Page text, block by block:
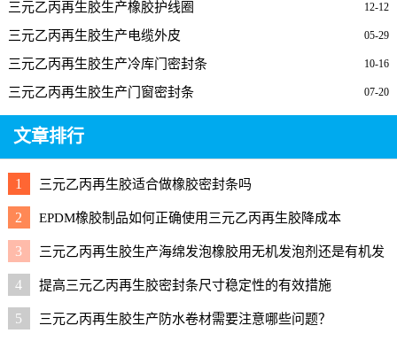
12-12
三元乙丙再生胶生产橡胶护线圈
05-29
三元乙丙再生胶生产电缆外皮
10-16
三元乙丙再生胶生产冷库门密封条
07-20
三元乙丙再生胶生产门窗密封条
文章排行
1 三元乙丙再生胶适合做橡胶密封条吗
2 EPDM橡胶制品如何正确使用三元乙丙再生胶降成本
3
三元乙丙再生胶生产海绵发泡橡胶用无机发泡剂还是有机发
泡剂好？
4 提高三元乙丙再生胶密封条尺寸稳定性的有效措施
5 三元乙丙再生胶生产防水卷材需要注意哪些问题？